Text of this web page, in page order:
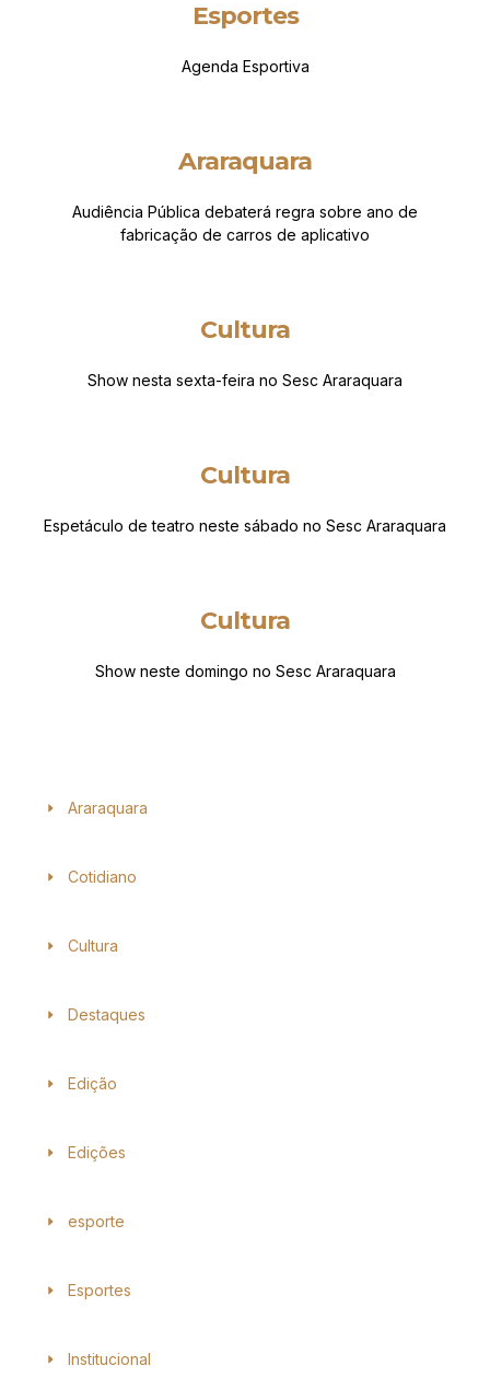
Esportes
Agenda Esportiva
Araraquara
Audiência Pública debaterá regra sobre ano de
fabricação de carros de aplicativo
Cultura
Show nesta sexta-feira no Sesc Araraquara
Cultura
Espetáculo de teatro neste sábado no Sesc Araraquara
Cultura
Show neste domingo no Sesc Araraquara
Araraquara
Cotidiano
Cultura
Destaques
Edição
Edições
esporte
Esportes
Institucional